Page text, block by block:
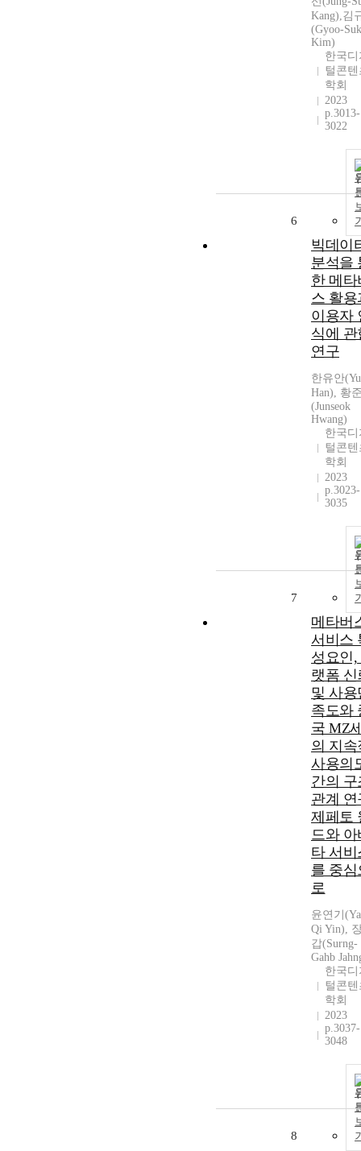
Kang),김
(Gyoo-Suk
Kim)
한국디
털콘텐
학회
2023
p.3013-
3022
6
빅데이
분석을
한 메타
스 활용
이용자
식에 관
연구
한유안
Han), 황
(Junseok
Hwang)
한국디
털콘텐
학회
2023
p.3023-
3035
7
메타버
서비스
성요인,
랫폼 신
및 사용
족도와
국 MZ
의 지속
사용의
간의 구
관계 연
제페토
드와 아
타 서비
를 중심
로
윤연기
Qi Yin),
갑(Surng-
Gahb
한국디
털콘텐
학회
2023
p.3037-
3048
8